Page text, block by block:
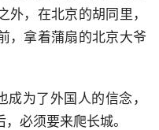
，在北京的胡同里，
，拿着蒲扇的北京大爷
成为了外国人的信念，
必须要来爬长城。